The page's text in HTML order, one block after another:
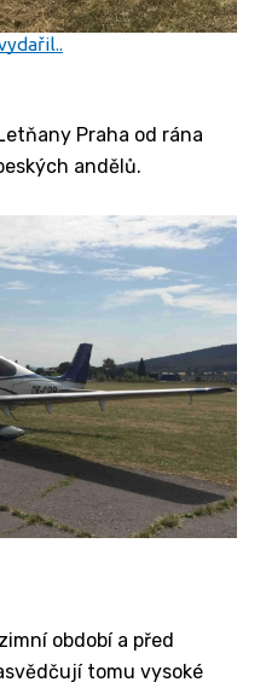
Praha od rána
andělů.
období a před
tomu vysoké